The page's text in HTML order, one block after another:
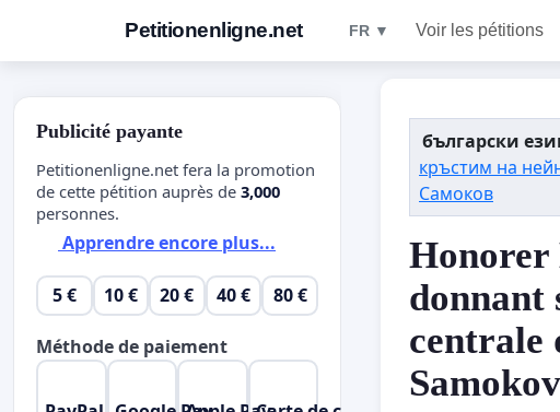
Petitionenligne.net FR ▼ Voir les pétitions
български
кръстим на
Самоков
Honorer
donnant
centrale
Publicité payante
Petitionenligne.net fera la promotion
de cette pétition auprès de 3,000
personnes.
Apprendre encore plus...
5 € 10 € 20 € 40 € 80 €
Méthode de paiement